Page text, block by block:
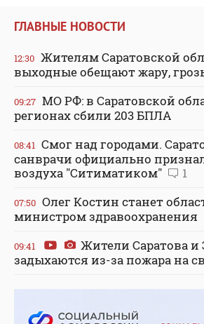
ГЛАВНЫЕ НОВОСТИ
12:30 Жителям Саратовской
выходные обещают жару,
09:27 МО РФ: в Саратовской
регионах сбили 203 БПЛА
08:41 Смог над городами.
санврачи официально
воздуха "Ситиматиком"
1
07:50 Олег Костин станет
министром здравоохранения
09:41
Жители Саратова и
задыхаются из-за пожара на